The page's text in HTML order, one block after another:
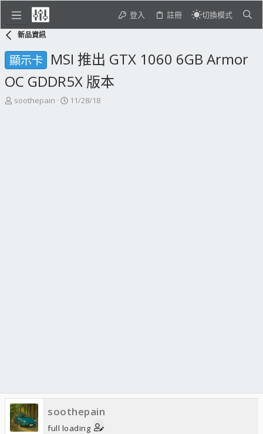
登入 註冊 切換模式
新品資訊
顯示卡 MSI 推出 GTX 1060 6GB Armor
OC GDDR5X 版本
主
soothepain
開
11/28/18
soothepain
full loading